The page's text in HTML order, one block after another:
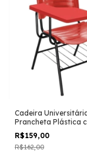
Cadeira
Prancheta Plástica
Vermelha
R$159,00
R$162,00